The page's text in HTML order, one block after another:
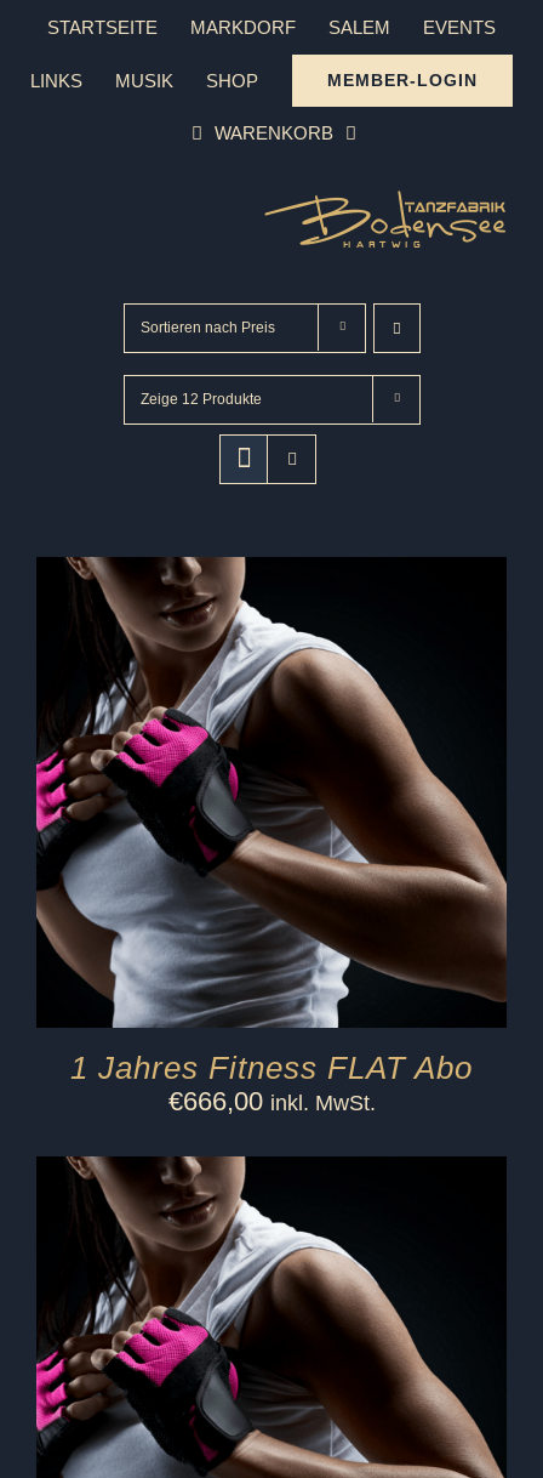
Zum
springen
STARTSEITE MARKDORF SALEM EVENTS
LINKS MUSIK SHOP MEMBER-LOGIN
WARENKORB
Sortieren nach Preis
Zeige 12 Produkte
1 Jahres Fitness FLAT Abo
€666,00 inkl. MwSt.